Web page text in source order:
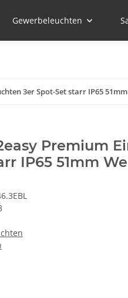
Gewerbeleuchten
3er Spot-Set starr IP65
Premium
IP65 51mm